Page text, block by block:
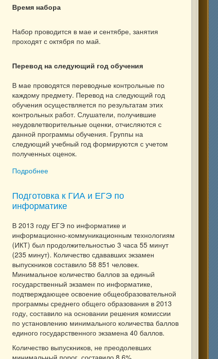
Время набора
Набор проводится в мае и сентябре, занятия
проходят с октября по май.
Перевод на следующий год обучения
В мае проводятся переводные контрольные по
каждому предмету. Перевод на следующий год
обучения осуществляется по результатам этих
контрольных работ. Слушатели, получившие
неудовлетворительные оценки, отчисляются с
данной программы обучения. Группы на
следующий учебный год формируются с учетом
полученных оценок.
Подробнее
Подготовка к ГИА и ЕГЭ по
информатике
В 2013 году ЕГЭ по информатике и
информационно-коммуникационным технологиям
(ИКТ) был продолжительностью 3 часа 55 минут
(235 минут). Количество сдававших экзамен
выпускников составило 58 851 человек.
Минимальное количество баллов за единый
государственный экзамен по информатике,
подтверждающее освоение общеобразовательной
программы среднего общего образования в 2013
году, составило на основании решения комиссии
по установлению минимального количества баллов
единого государственного экзамена 40 баллов.
Количество выпускников, не преодолевших
минимальный порог, составило 8,6%.